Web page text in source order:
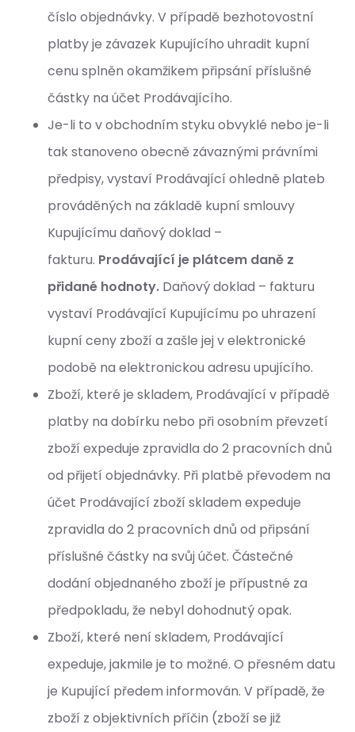
číslo objednávky. V případě bezhotovostní
platby je závazek Kupujícího uhradit kupní
cenu splněn okamžikem připsání příslušné
částky na účet Prodávajícího.
Je-li to v obchodním styku obvyklé nebo je-li
tak stanoveno obecně závaznými právními
předpisy, vystaví Prodávající ohledně plateb
prováděných na základě kupní smlouvy
Kupujícímu daňový doklad –
fakturu. Prodávající je plátcem daně z
přidané hodnoty. Daňový doklad – fakturu
vystaví Prodávající Kupujícímu po uhrazení
kupní ceny zboží a zašle jej v elektronické
podobě na elektronickou adresu upujícího.
Zboží, které je skladem, Prodávající v případě
platby na dobírku nebo při osobním převzetí
zboží expeduje zpravidla do 2 pracovních dnů
od přijetí objednávky. Při platbě převodem na
účet Prodávající zboží skladem expeduje
zpravidla do 2 pracovních dnů od připsání
příslušné částky na svůj účet. Částečné
dodání objednaného zboží je přípustné za
předpokladu, že nebyl dohodnutý opak.
Zboží, které není skladem, Prodávající
expeduje, jakmile je to možné. O přesném datu
je Kupující předem informován. V případě, že
zboží z objektivních příčin (zboží se již